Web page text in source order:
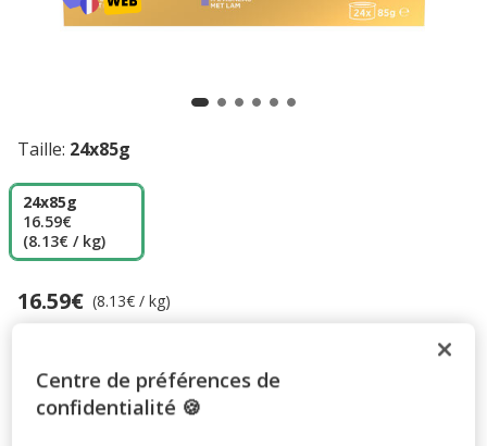
Taille: 24x85g
24x85g
16.59€
(8.13€ / kg)
-10% sur votre première commande* avec votre Carte
Prix 16.59€, 8.13 EUR par kg
16.59€ (8.13€ / kg)
Centre de préférences de
confidentialité 🍪